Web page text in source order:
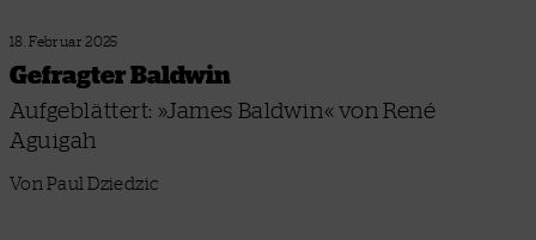
18. Februar 2025
Gefragter Baldwin
Aufgeblättert: »James Baldwin« von René
Aguigah
Von Paul Dziedzic